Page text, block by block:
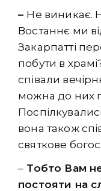
– Не виникає.
Востаннє ми
Закарпатті
побути в
співали
можна до них
вона також
святкове
– Тобто Вам
постояти на